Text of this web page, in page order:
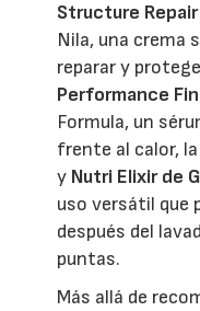
Structure
Nila, una crema
reparar y
Performance
Formula, un
frente al calor,
y Nutri Elixir de
uso versátil que
después del
puntas.
Más allá de